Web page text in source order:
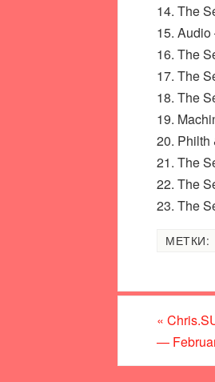
14. The
15.
16. The
17. The
18. The
19.
20. Philth
21. The
22. The
23. The
МЕТКИ:
«
—